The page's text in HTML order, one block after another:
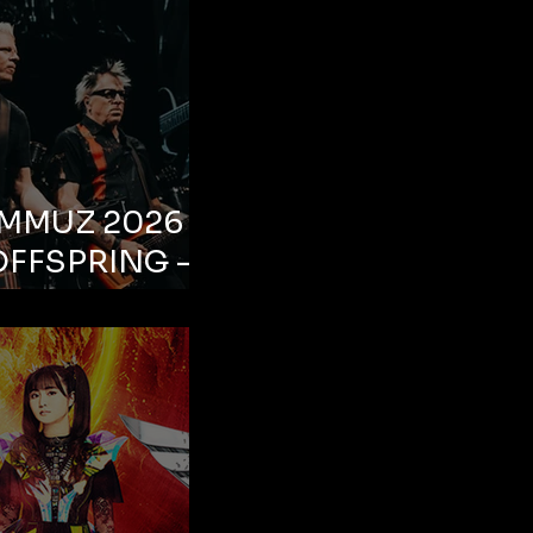
2026 –
–
Life Park